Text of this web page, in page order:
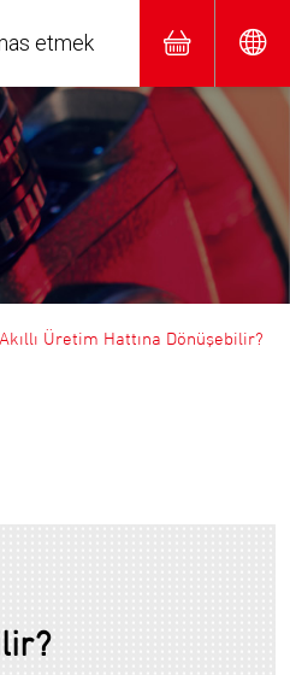
etmek
Üretim Hattına Dönüşebilir?